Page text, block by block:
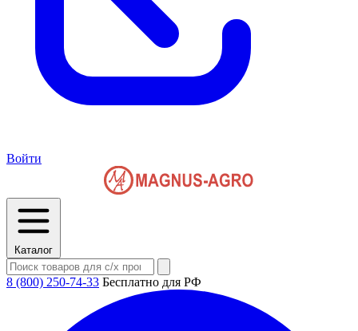
Войти
Каталог
8 (800) 250-74-33 Бесплатно для РФ